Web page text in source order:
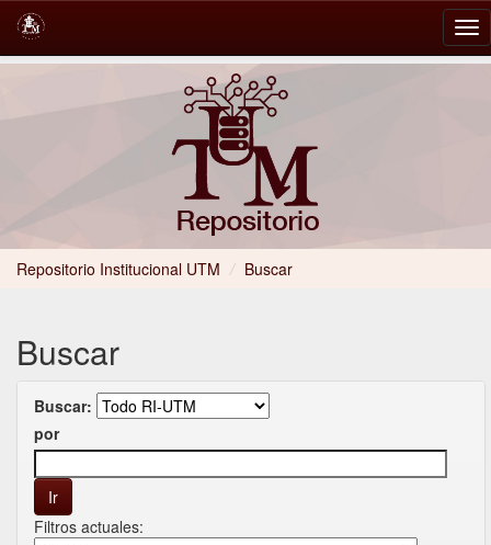
Repositorio Institucional UTM / Buscar
Buscar
Buscar:
por
Filtros actuales: